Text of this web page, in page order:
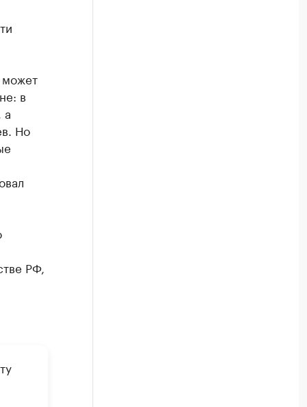
в
а
Но
РФ,